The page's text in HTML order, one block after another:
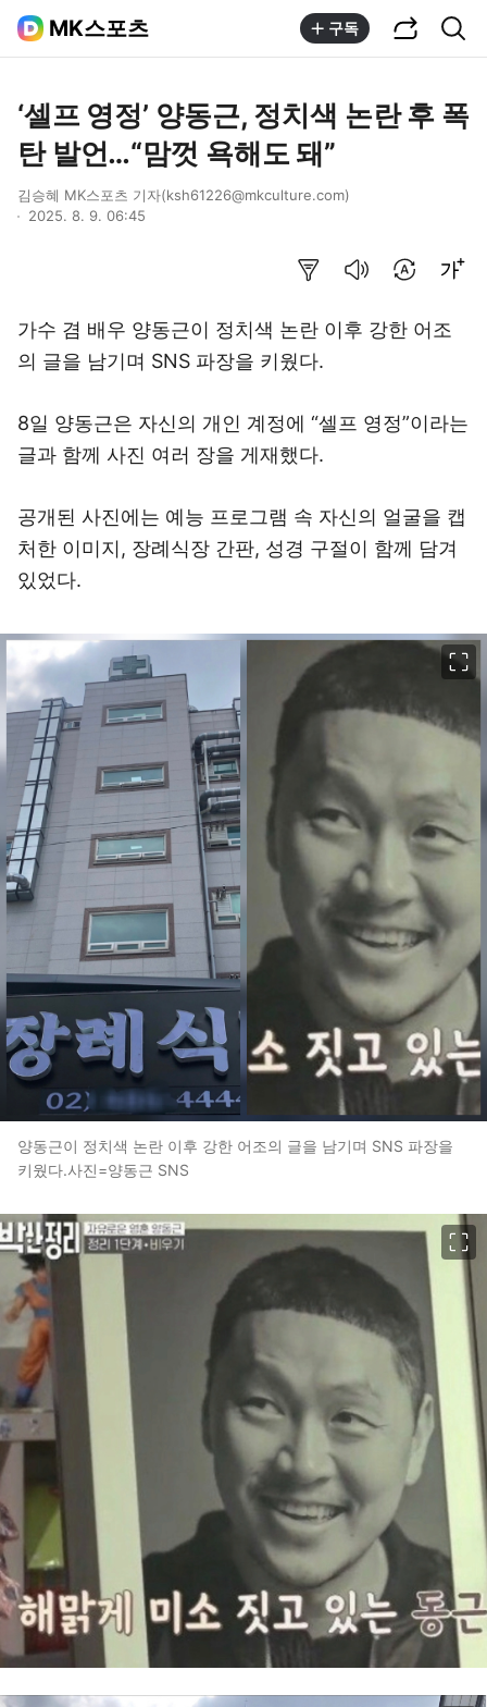
MK스포츠 구독
‘셀프 영정’ 양동근, 정치색 논란 후 폭
탄 발언…“맘껏 욕해도 돼”
김승혜 MK스포츠 기자(ksh61226@mkculture.com)
2025. 8. 9. 06:45
가수 겸 배우 양동근이 정치색 논란 이후 강한 어조
의 글을 남기며 SNS 파장을 키웠다.
8일 양동근은 자신의 개인 계정에 “셀프 영정”이라는
글과 함께 사진 여러 장을 게재했다.
공개된 사진에는 예능 프로그램 속 자신의 얼굴을 캡
처한 이미지, 장례식장 간판, 성경 구절이 함께 담겨
있었다.
양동근이 정치색 논란 이후 강한 어조의 글을 남기며 SNS 파장을
키웠다.사진=양동근 SNS